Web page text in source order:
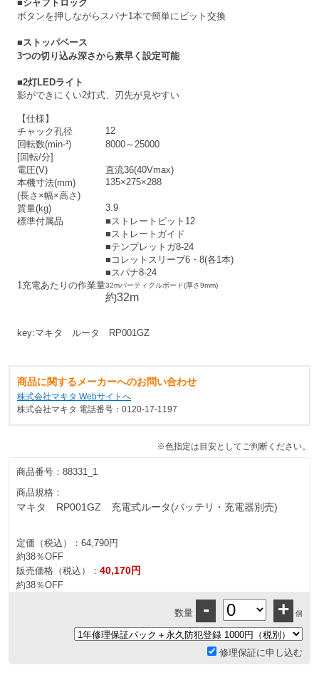
■シャフトロック
ボタンを押しながらスパナ1本で簡単にビット交換
■ストッパベース
3つの切り込み深さから素早く設定可能
■2灯LEDライト
影ができにくい2灯式、刃先が見やすい
【仕様】
チャック孔径
12
回転数(min-¹)
[回転/分]
8000～25000
電圧(V)
直流36(40Vmax)
本機寸法(mm)
(長さ×幅×高さ)
135×275×288
質量(kg)
3.9
標準付属品
■ストレートビット12
■ストレートガイド
■テンプレットガ8-24
■コレットスリーブ6・8(各1本)
■スパナ8-24
1充電あたりの作業量32mパーティクルボード(厚さ9mm)
約32m
key:マキタ ルータ RP001GZ
商品に関するメーカーへのお問い合わせ
株式会社マキタ Webサイトへ
株式会社マキタ 電話番号：0120-17-1197
※色指定は目安としてご判断ください。
商品番号： 88331_1
商品規格：
マキタ RP001GZ 充電式ルータ(バッテリ・充電器別売)
定価（税込）： 64,790円
約38％OFF
販売価格（税込）： 40,170円
約38％OFF
数量 - + 個
修理保証に申し込む